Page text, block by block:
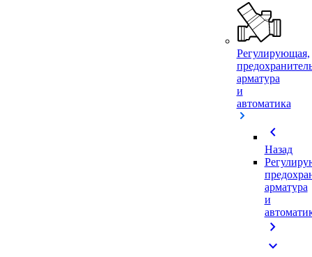
Регулирующая,
арматура
и
автоматика
chevron_left
Назад
арматура
и
chevron_right
expand_more